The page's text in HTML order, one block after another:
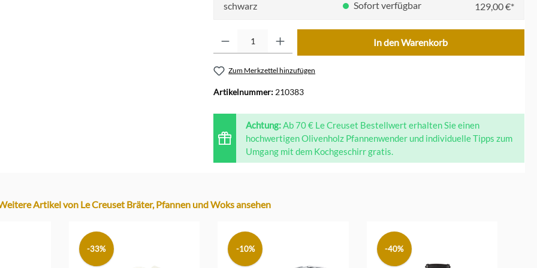
schwarz Sofort verfügbar 129,00 €*
In den Warenkorb
Zum Merkzettel hinzufügen
Artikelnummer: 210383
Achtung:Ab 70 € Le Creuset Bestellwert erhalten Sie einen
hochwertigen Olivenholz Pfannenwender und individuelle Tipps zum
Umgang mit dem Kochgeschirr gratis.
Artikel von Le Creuset Bräter, Pfannen und Woks ansehen
-33% -10% -40%